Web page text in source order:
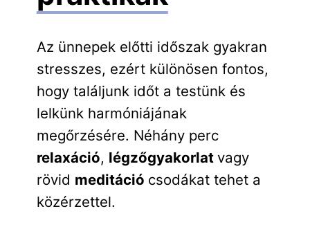
Az ünnepek előtti időszak gyakran
stresszes, ezért különösen fontos,
hogy találjunk időt a testünk és
lelkünk harmóniájának
megőrzésére. Néhány perc
relaxáció, légzőgyakorlat vagy
rövid meditáció csodákat tehet a
közérzettel.